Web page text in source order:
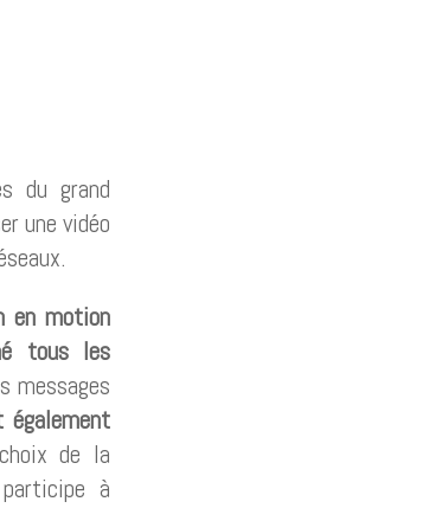
du grand
une vidéo
en motion
tous les
messages
de la
à